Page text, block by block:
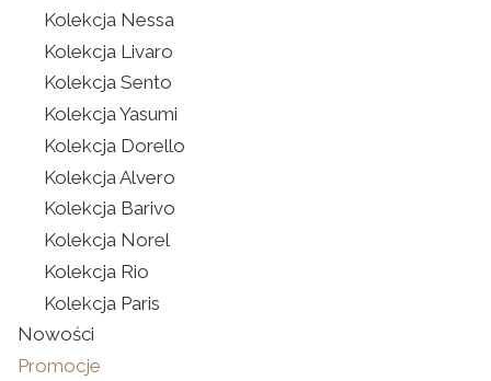
Kolekcja Nessa
Kolekcja Livaro
Kolekcja Sento
Kolekcja Yasumi
Kolekcja Dorello
Kolekcja Alvero
Kolekcja Barivo
Kolekcja Norel
Kolekcja Rio
Kolekcja Paris
Nowości
Promocje